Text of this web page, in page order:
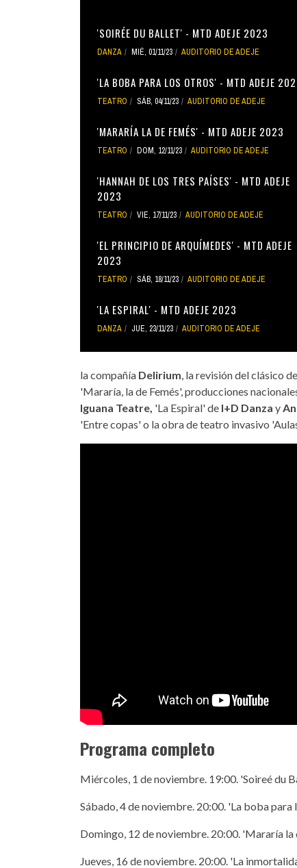
'SOIRÉE DU BALLET' - MTD ADEJE 2023
DANZA MIÉ, 01/11/23 AUDITORIO DE ADEJE
'LA BOBA PARA LOS OTROS' - MTD ADEJE
TEATRO SÁB, 04/11/23 AUDITORIO DE ADEJE
'MARARÍA LA DE FEMÉS' - MTD ADEJE 2023
TEATRO DOM, 12/11/23 AUDITORIO DE ADEJE
'HANNAH DE LOS TRES PAÍSES' - MTD ADEJE
2023
TEATRO VIE, 17/11/23 AUDITORIO DE ADEJE
'EL PRINCIPIO DE ARQUÍMEDES' - MTD ADEJE
2023
TEATRO SÁB, 18/11/23 AUDITORIO DE ADEJE
'LA ESPIRAL' - MTD ADEJE 2023
DANZA JUE, 23/11/23 AUDITORIO DE ADEJE
la compañía Delirium , la revisión del clásico de
'Mararía, la de Femés', producciones
Iguana Teatre, 'La Espiral' de I+D Danza y
'Entre copas' o la obra de teatro invasivo
Programa completo
Miércoles, 1 de noviembre. 19:00. 'Soireé du
Sábado, 4 de noviembre. 20:00. 'La boba para
Domingo, 12 de noviembre. 20:00. 'Mararía la
Jueves, 16 de noviembre. 20:00. 'La